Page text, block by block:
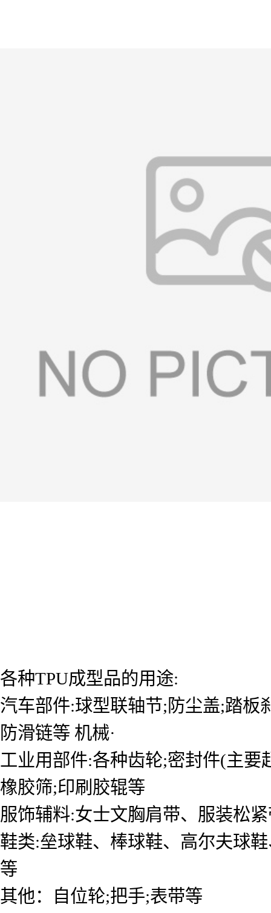
各种TPU成型品的用途:
汽车部件:球型联轴节;防尘盖;踏板
防滑链等 机械·
工业用部件:各种齿轮;密封件(主
橡胶筛;印刷胶辊等
服饰辅料:女士文胸肩带、服装松
鞋类:垒球鞋、棒球鞋、高尔夫球
等
其他：自位轮;把手;表带等